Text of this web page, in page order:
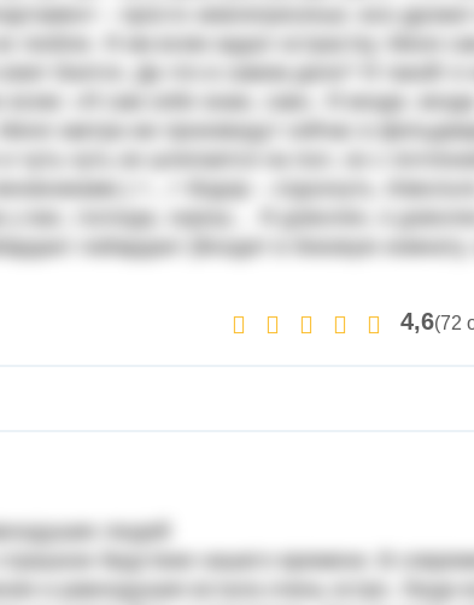
– просто землетрясенье, все дрожит
люблю. Я им всем задал острастку. Меня сам
боится. Да что в самом деле? Я такой! я
всем: «Я сам себя знаю, сам». Я везде,
Меня завтра же произведут сейчас в
<...> Вздор – отдохнуть.
у вас, господа, хорош… Я доволен, я
лабардан! (Входит в боковую комнату,
4,6(72
людей
бедствие нашего времени. В
и равнодушия встала очень остро. Люди